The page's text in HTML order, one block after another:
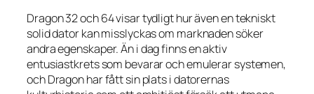
Dragon 32 och 64 visar tydligt hur även en tekniskt
solid dator kan misslyckas om marknaden söker
andra egenskaper. Än i dag finns en aktiv
entusiastkrets som bevarar och emulerar systemen,
och Dragon har fått sin plats i datorernas